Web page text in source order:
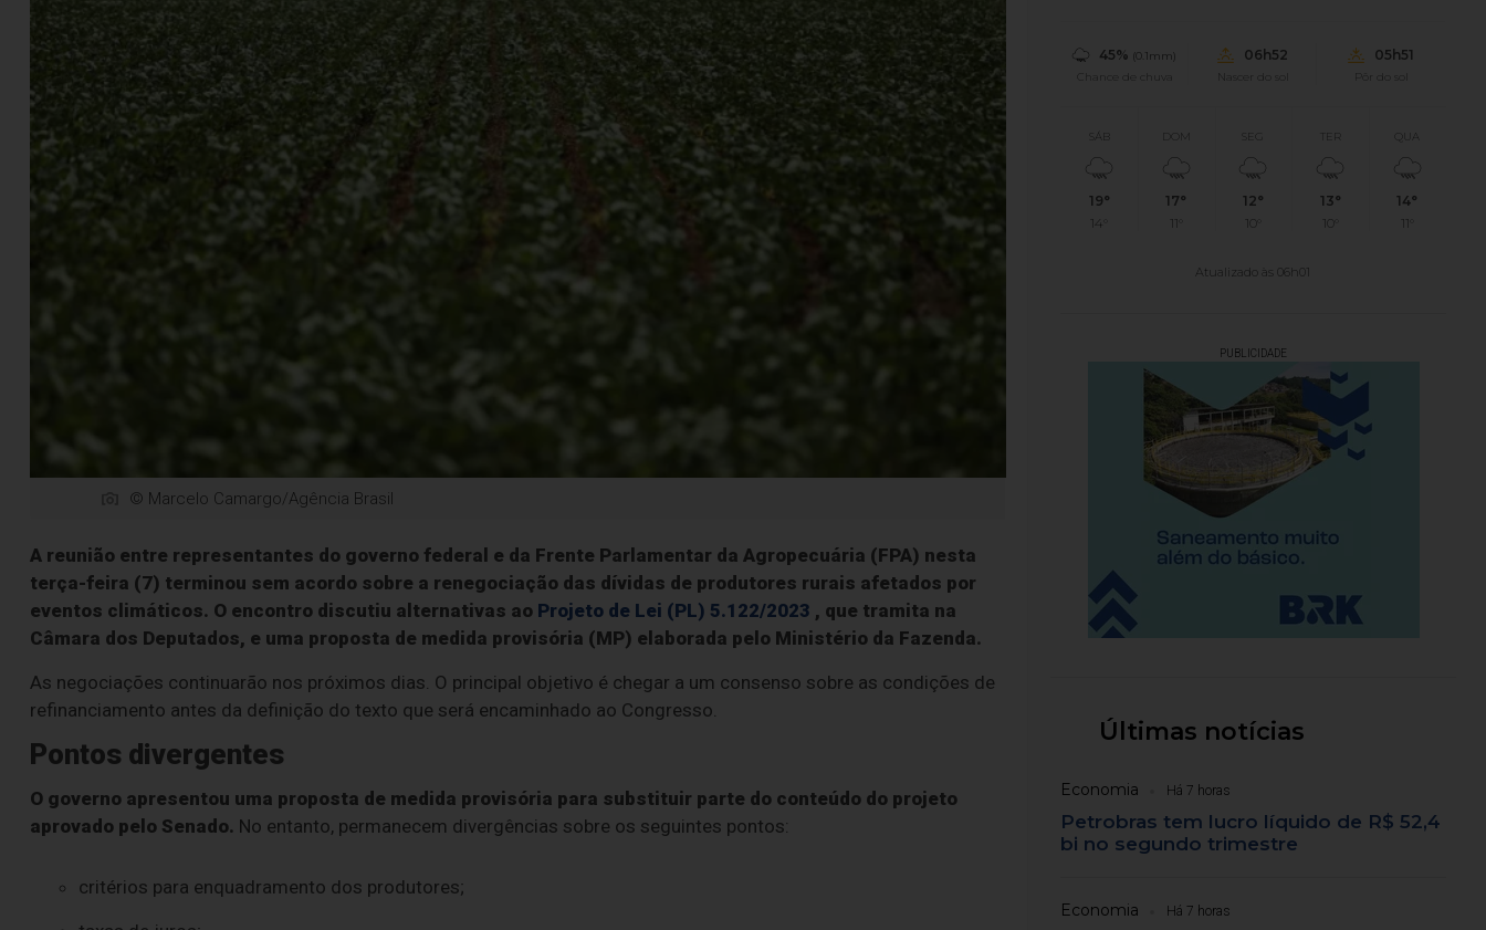
© Marcelo Camargo/Agência Brasil
A reunião entre representantes do governo federal e da Frente Parlamentar da Agropecuária (FPA) nesta
terça-feira (7) terminou sem acordo sobre a renegociação das dívidas de produtores rurais afetados por
eventos climáticos. O encontro discutiu alternativas ao Projeto de Lei (PL) 5.122/2023 , que tramita na
Câmara dos Deputados, e uma proposta de medida provisória (MP) elaborada pelo Ministério da Fazenda.
As negociações continuarão nos próximos dias. O principal objetivo é chegar a um consenso sobre as condições de
refinanciamento antes da definição do texto que será encaminhado ao Congresso.
Pontos divergentes
O governo apresentou uma proposta de medida provisória para substituir parte do conteúdo do projeto
aprovado pelo Senado. No entanto, permanecem divergências sobre os seguintes pontos:
critérios para enquadramento dos produtores;
45% (0.1mm)
Chance de chuva
06h52
Nascer do sol
05h51
Pôr do sol
SÁB
19°
14°
DOM
17°
11°
12°
10°
TER
13°
10°
QUA
14°
11°
Atualizado às 06h01
PUBLICIDADE
Últimas notícias
Economia Há 7 horas
Petrobras tem lucro líquido de R$ 52,4
bi no segundo trimestre
Economia Há 7 horas